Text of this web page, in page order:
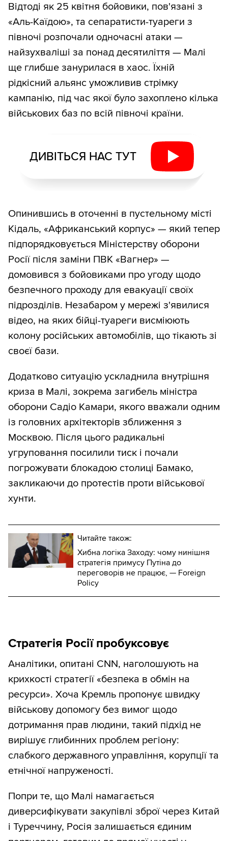
Відтоді як 25 квітня бойовики, пов'язані з
«Аль-Каїдою», та сепаратисти-туареги з
півночі розпочали одночасні атаки —
найзухваліші за понад десятиліття — Малі
ще глибше занурилася в хаос. Їхній
рідкісний альянс уможливив стрімку
кампанію, під час якої було захоплено кілька
військових баз по всій півночі країни.
ДИВІТЬСЯ НАС ТУТ
Опинившись в оточенні в пустельному місті
Кідаль, «Африканський корпус» — який тепер
підпорядковується Міністерству оборони
Росії після заміни ПВК «Вагнер» —
домовився з бойовиками про угоду щодо
безпечного проходу для евакуації своїх
підрозділів. Незабаром у мережі з'явилися
відео, на яких бійці-туареги висміюють
колону російських автомобілів, що тікають зі
своєї бази.
Додатково ситуацію ускладнила внутрішня
криза в Малі, зокрема загибель міністра
оборони Садіо Камари, якого вважали одним
із головних архітекторів зближення з
Москвою. Після цього радикальні
угруповання посилили тиск і почали
погрожувати блокадою столиці Бамако,
закликаючи до протестів проти військової
хунти.
Читайте також:
Хибна логіка Заходу: чому нинішня
стратегія примусу Путіна до
переговорів не працює, — Foreign
Policy
Стратегія Росії пробуксовує
Аналітики, опитані CNN, наголошують на
крихкості стратегії «безпека в обмін на
ресурси». Хоча Кремль пропонує швидку
військову допомогу без вимог щодо
дотримання прав людини, такий підхід не
вирішує глибинних проблем регіону:
слабкого державного управління, корупції та
етнічної напруженості.
Попри те, що Малі намагається
диверсифікувати закупівлі зброї через Китай
і Туреччину, Росія залишається єдиним